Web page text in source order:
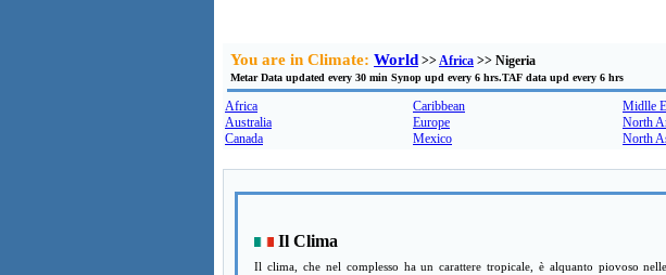
You are in Climate: World >>Africa >> Nigeria
Metar Data updated every 30 min Synop upd every 6 hrs.TAF data upd every 6 hrs
Africa
Australia
Canada
Caribbean
Europe
Mexico
Midlle
North
North
Il Clima
Il clima, che nel complesso ha un carattere tropicale, è alquanto piovoso